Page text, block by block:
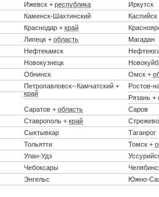
Ижевск + республика
Иркутск
Каменск-Шахтинский
Каспийск
Краснодар + край
Липецк + область
Магадан
Нефтекамск
Новокузнецк
Обнинск Омск +
Петропавловск--Камчатский +
край
Ростов-
Рязань +
Саратов + область
Саров
Ставрополь + край
Сыктывкар
Таганрог
Тольятти Томск +
Улан-Удэ
Чебоксары
Энгельс
Южно-